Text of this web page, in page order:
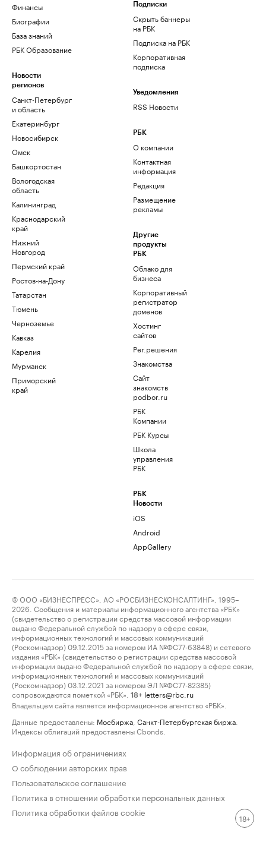
Финансы
Биографии
База знаний
РБК Образование
Новости
регионов
Санкт-Петербург
и область
Екатеринбург
Новосибирск
Омск
Башкортостан
Вологодская
область
Калининград
Краснодарский
край
Нижний
Новгород
Пермский край
Ростов-на-Дону
Татарстан
Тюмень
Черноземье
Кавказ
Карелия
Мурманск
Приморский
край
Подписки
Скрыть баннеры
на РБК
Подписка на РБК
Корпоративная
подписка
Уведомления
RSS Новости
РБК
О компании
Контактная
информация
Редакция
Размещение
рекламы
Другие
продукты
РБК
Облако для
бизнеса
Корпоративный
регистратор
доменов
Хостинг
сайтов
Рег.решения
Знакомства
Сайт
знакомств
podbor.ru
РБК
Компании
РБК Курсы
Школа
управления
РБК
РБК
Новости
iOS
Android
AppGallery
© ООО «БИЗНЕСПРЕСС», АО «РОСБИЗНЕСКОНСАЛТИНГ», 1995–
2026. Сообщения и материалы информационного агентства «РБК»
(свидетельство о регистрации средства массовой информации
выдано Федеральной службой по надзору в сфере связи,
информационных технологий и массовых коммуникаций
(Роскомнадзор) 09.12.2015 за номером ИА №ФС77-63848) и сетевого
издания «РБК» (свидетельство о регистрации средства массовой
информации выдано Федеральной службой по надзору в сфере связи,
информационных технологий и массовых коммуникаций
(Роскомнадзор) 03.12.2021 за номером ЭЛ №ФС77-82385)
сопровождаются пометкой «РБК».
18+ letters@rbc.ru
Владельцем сайта является информационное агентство «РБК».
Данные предоставлены: Мосбиржа Санкт-Петербургская биржа
Индексы облигаций предоставлены Cbonds.
Информация об ограничениях
О соблюдении авторских прав
Пользовательское соглашение
Политика в отношении обработки персональных данных
Политика обработки файлов cookie
18+